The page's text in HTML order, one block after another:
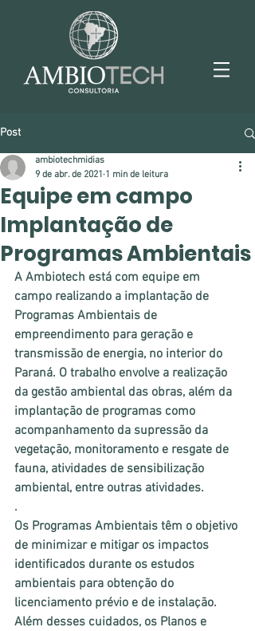
Post
Equipe em campo
Implantação de
Programas Ambientais
ambiotechmidias
9 de abr. de 2021 1 min de leitura
A Ambiotech está com equipe em
campo realizando a implantação de
Programas Ambientais de
empreendimento para geração e
transmissão de energia, no interior do
Paraná. O trabalho envolve a realização
da gestão ambiental das obras, além da
implantação de programas como
acompanhamento da supressão da
vegetação, monitoramento e resgate de
fauna, atividades de sensibilização
ambiental, entre outras atividades.
.
Os Programas Ambientais têm o objetivo
de minimizar e mitigar os impactos
identificados durante os estudos
ambientais para obtenção do
licenciamento prévio e de instalação.
Além desses cuidados, os Planos e